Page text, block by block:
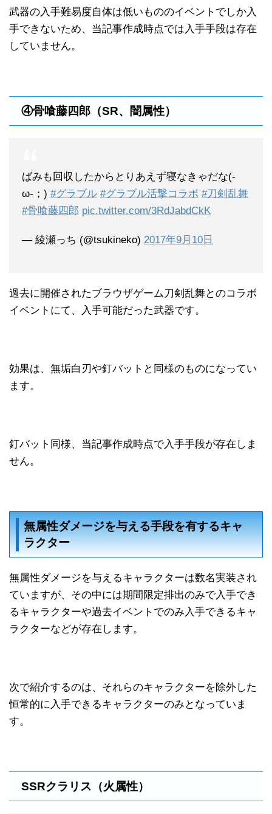
武器の入手難易度自体は低いもののイベントでしか入
手できないため、当記事作成時点では入手手段は存在
していません。
④骨喰藤四郎（SR、闇属性）
ばみも回収したからとりあえず寝なきゃだな(-
ω-；) #グラブル #グラブル活撃コラボ #刀剣乱舞
#骨喰藤四郎 pic.twitter.com/3RdJabdCkK
— 綾瀬っち (@tsukineko) 2017年9月10日
過去に開催されたブラウザゲーム刀剣乱舞とのコラボ
イベントにて、入手可能だった武器です。
効果は、無垢白刃や釘バットと同様のものになってい
ます。
釘バット同様、当記事作成時点で入手手段が存在しま
せん。
無属性ダメージを与える手段を有するキャ
ラクター
無属性ダメージを与えるキャラクターは数名実装され
ていますが、その中には期間限定排出のみで入手でき
るキャラクターや過去イベントでのみ入手できるキャ
ラクターなどが存在します。
次で紹介するのは、それらのキャラクターを除外した
恒常的に入手できるキャラクターのみとなっていま
す。
SSRクラリス（火属性）